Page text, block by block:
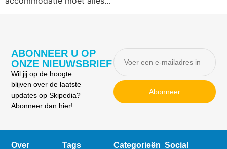
ABONNEER U OP
ONZE NIEUWSBRIEF
Wil jij op de hoogte
blijven over de laatste
updates op Skipedia?
Abonneer dan hier!
Abonneer
Over Tags Categorieën Social